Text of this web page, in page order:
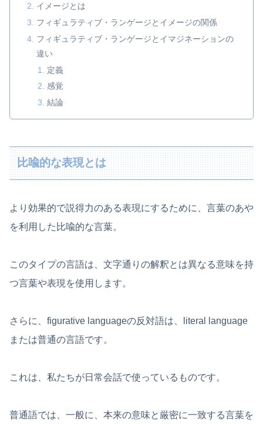
イメージとは
フィギュラティブ・ランゲージとイメージの関係
フィギュラティブ・ランゲージとイマジネーションの
違い
定義
感覚
結論
比喩的な表現とは
より効果的で説得力のある表現にするために、言葉のあや
を利用した比喩的な言葉。
このタイプの言語は、文字通りの解釈とは異なる意味を持
つ言葉や表現を使用します。
さらに、figurative languageの反対語は、literal language
または普通の言語です。
これは、私たちが日常会話で使っているものです。
普通語では、一般に、本来の意味と厳密に一致する言葉を